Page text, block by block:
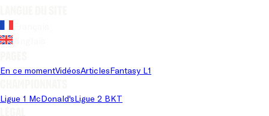
En ce momentVidéosArticlesFantasy L1
Ligue 1 McDonald'sLigue 2 BKT